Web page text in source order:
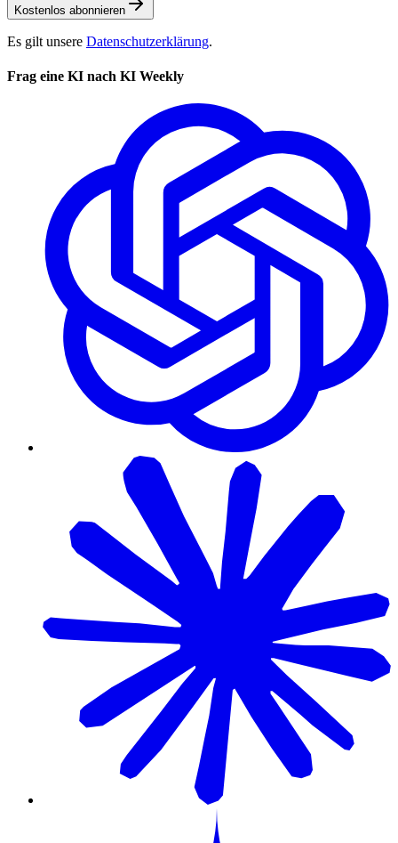
Kostenlos abonnieren
Es gilt unsere Datenschutzerklärung.
Frag eine KI nach KI Weekly